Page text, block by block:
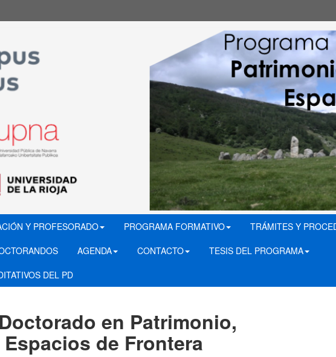
Y PROFESORADO PROGRAMA FORMATIVO
TRÁMITES Y
AGENDA CONTACTO
TESIS DEL PROGRAMA
DEL PD
en Patrimonio,
de Frontera